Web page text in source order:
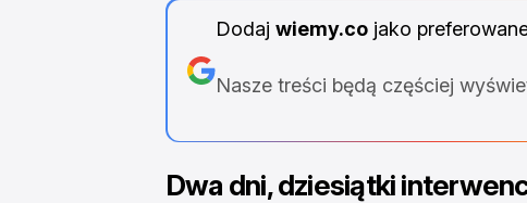
Dodaj wiemy.cojako
Nasze treści będą częściej
Dwa dni, dziesiątki